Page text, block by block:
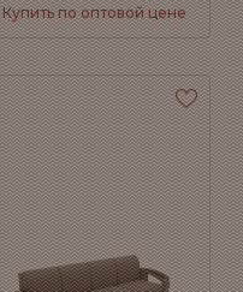
Купить по оптовой цене